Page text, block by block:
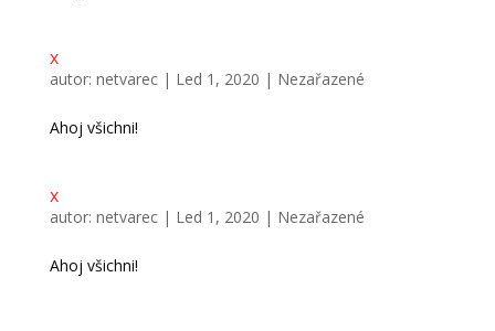
x
autor: netvarec| Led 1, 2020 | Nezařazené
Ahoj všichni!
x
autor: netvarec| Led 1, 2020 | Nezařazené
Ahoj všichni!